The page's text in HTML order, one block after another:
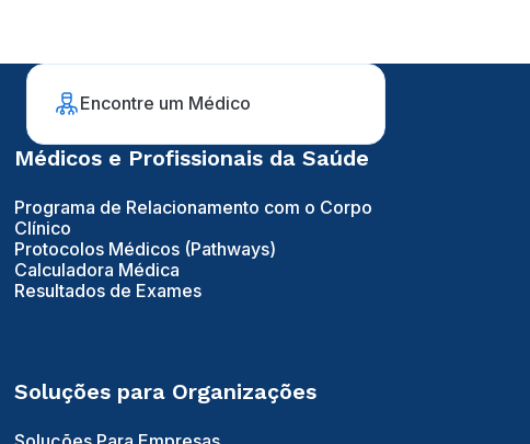
Encontre um Médico
Médicos e Profissionais da Saúde
Programa de Relacionamento com o Corpo
Clínico
Protocolos Médicos (Pathways)
Calculadora Médica
Resultados de Exames
Soluções para Organizações